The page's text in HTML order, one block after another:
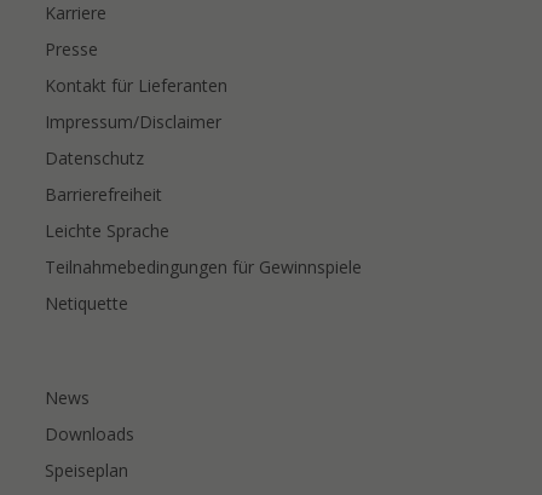
Karriere
Presse
Kontakt für Lieferanten
Impressum/Disclaimer
Datenschutz
Barrierefreiheit
Leichte Sprache
Teilnahmebedingungen für Gewinnspiele
Netiquette
News
Downloads
Speiseplan